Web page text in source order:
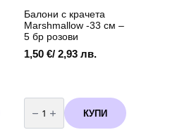
Балони с крачета
Marshmallow -33 см –
5 бр розови
1,50 €/ 2,93 лв.
количество
за
Балони
с
КУПИ